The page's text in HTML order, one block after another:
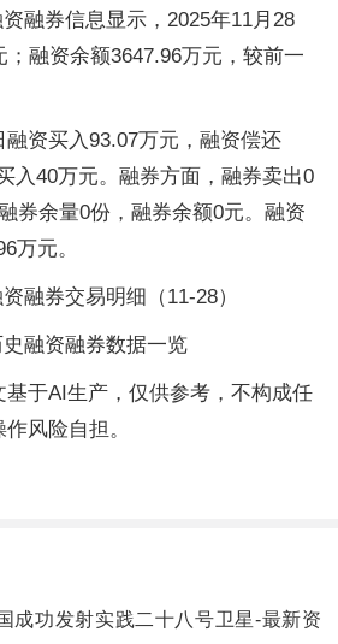
融券信息显示，2025年11月28
；融资余额3647.96万元，较前一
资买入93.07万元，融资偿还
入40万元。融券方面，融券卖出0
券余量0份，融券余额0元。融资
万元。
融券交易明细（11-28）
融资融券数据一览
基于AI生产，仅供参考，不构成任
风险自担。
成功发射实践二十八号卫星-最新资